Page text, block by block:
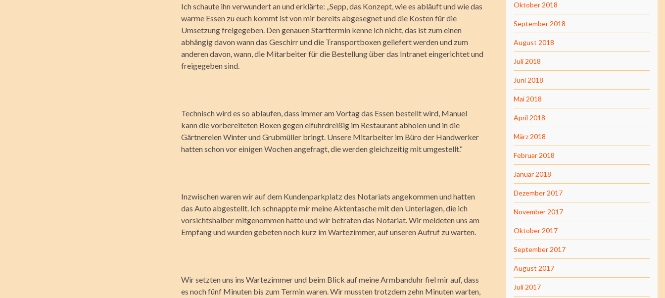
Ich schaute ihn verwundert an und erklärte: „Sepp, das Konzept, wie es abläuft und wie das
warme Essen zu euch kommt ist von mir bereits abgesegnet und die Kosten für die
Umsetzung freigegeben. Den genauen Starttermin kenne ich nicht, das ist zum einen
abhängig davon wann das Geschirr und die Transportboxen geliefert werden und zum
anderen davon, wann, die Mitarbeiter für die Bestellung über das Intranet eingerichtet und
freigegeben sind.
Technisch wird es so ablaufen, dass immer am Vortag das Essen bestellt wird, Manuel
kann die vorbereiteten Boxen gegen elfuhrdreißig im Restaurant abholen und in die
Gärtnereien Winter und Grubmüller bringt. Unsere Mitarbeiter im Büro der Handwerker
hatten schon vor einigen Wochen angefragt, die werden gleichzeitig mit umgestellt.“
Inzwischen waren wir auf dem Kundenparkplatz des Notariats angekommen und hatten
das Auto abgestellt. Ich schnappte mir meine Aktentasche mit den Unterlagen, die ich
vorsichtshalber mitgenommen hatte und wir betraten das Notariat. Wir meldeten uns am
Empfang und wurden gebeten noch kurz im Wartezimmer, auf unseren Aufruf zu warten.
Wir setzten uns ins Wartezimmer und beim Blick auf meine Armbanduhr fiel mir auf, dass
es noch fünf Minuten bis zum Termin waren. Wir mussten trotzdem zehn Minuten warten,
Oktober 2018
September 2018
August 2018
Juli 2018
Juni 2018
Mai 2018
April 2018
März 2018
Februar 2018
Januar 2018
Dezember 2017
November 2017
Oktober 2017
September 2017
August 2017
Juli 2017